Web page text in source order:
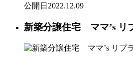
公開日 2022.12.09
新築分譲住宅 ママ’s リ